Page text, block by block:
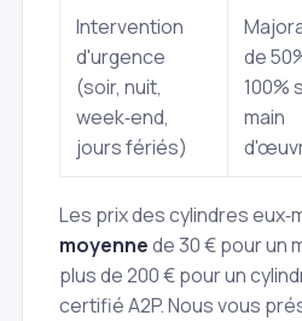
Intervention
d'urgence
(soir, nuit,
week‑end,
jours fériés)
de
100%
main
Les prix des cylindres
moyennede 30 € pour un
plus de 200 € pour un
certifié A2P. Nous vous